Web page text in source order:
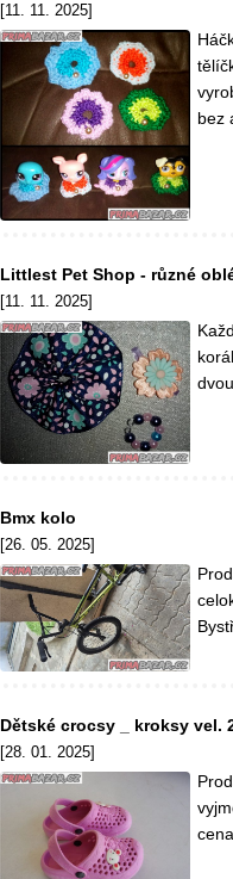
[11. 11. 2025]
bez
Littlest Pet Shop - různé
[11. 11. 2025]
Bmx kolo
[26. 05. 2025]
Dětské crocsy _ kroksy vel.
[28. 01. 2025]